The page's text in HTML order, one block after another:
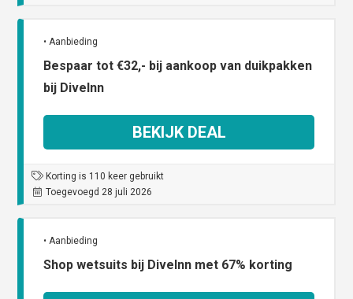
• Aanbieding
Bespaar tot €32,- bij aankoop van duikpakken
bij DiveInn
BEKIJK DEAL
Korting is 110 keer gebruikt
Toegevoegd 28 juli 2026
• Aanbieding
Shop wetsuits bij DiveInn met 67% korting